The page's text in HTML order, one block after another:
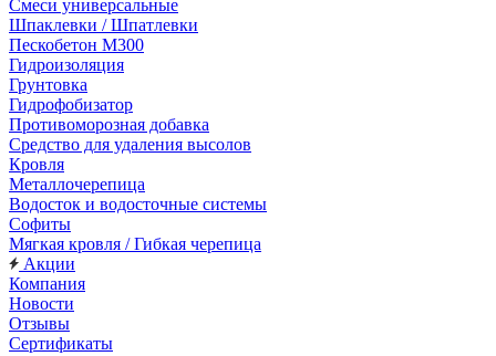
Смеси универсальные
Шпаклевки / Шпатлевки
Пескобетон М300
Гидроизоляция
Грунтовка
Гидрофобизатор
Противоморозная добавка
Средство для удаления высолов
Кровля
Металлочерепица
Водосток и водосточные системы
Софиты
Мягкая кровля / Гибкая черепица
Акции
Компания
Новости
Отзывы
Сертификаты